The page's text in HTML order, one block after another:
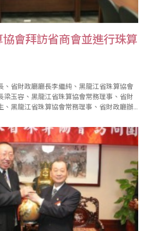
會拜訪省商會並進行珠算
、省財政廳廳長李繼純、黑龍江省珠算協會
梁玉容、黑龍江省珠算協會常務理事、省財
、黑龍江省珠算協會常務理事、省財政廳辦
省七台河市珠算協會會長、七台河市財政局
珠算協會常務理事、珠算與珠心算編輯部編
心算教育指導中心教練李艷梅，以及..